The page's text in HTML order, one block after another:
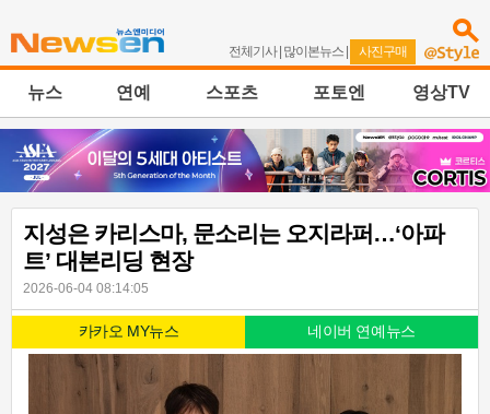
전체기사| 많이본뉴스 | 사진구매
뉴스 연예 스포츠 포토엔 영상TV
지성은 카리스마, 문소리는 오지라퍼…‘아파
트’ 대본리딩 현장
2026-06-04 08:14:05
카카오 MY뉴스 네이버 연예뉴스